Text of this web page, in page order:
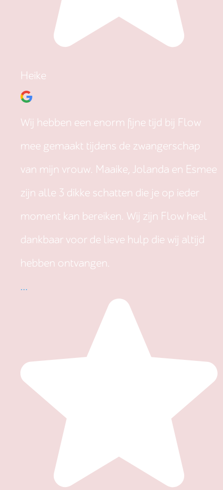
Heike
Wij hebben een enorm fijne tijd bij Flow
mee gemaakt tijdens de zwangerschap
van mijn vrouw. Maaike, Jolanda en Esmee
zijn alle 3 dikke schatten die je op ieder
moment kan bereiken. Wij zijn Flow heel
dankbaar voor de lieve hulp die wij altijd
hebben ontvangen.
...